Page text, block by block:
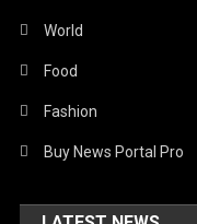
World
Food
Fashion
Buy News Portal Pro